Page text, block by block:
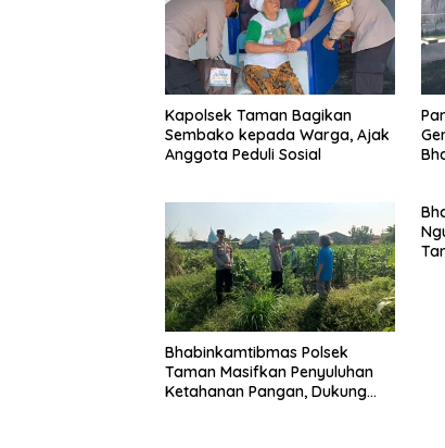
Kapolsek Taman Bagikan
Sembako kepada Warga, Ajak
Anggota Peduli Sosial
Bhabinkamtibmas Polsek
Taman Masifkan Penyuluhan
Ketahanan Pangan, Dukung